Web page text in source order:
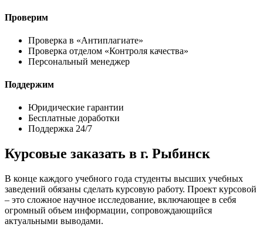
Проверим
Проверка в «Антиплагиате»
Проверка отделом «Контроля качества»
Персональный менеджер
Поддержим
Юридические гарантии
Бесплатные доработки
Поддержка 24/7
Курсовые заказать в г. Рыбинск
В конце каждого учебного года студенты высших учебных
заведений обязаны сделать курсовую работу. Проект курсовой
– это сложное научное исследование, включающее в себя
огромный объем информации, сопровождающийся
актуальными выводами.